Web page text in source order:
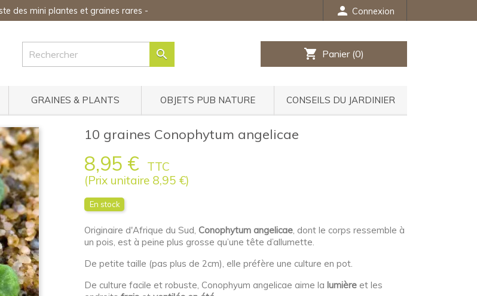
des mini plantes et graines rares - person Connexion
 shopping_cart Panier (0)
GRAINES & PLANTS OBJETS PUB NATURE CONSEILS DU JARDINIER
10 graines Conophytum angelicae
8,95 €
TTC
(Prix unitaire 8,95 €)
En stock
Originaire d'Afrique du Sud, Conophytum angelicae, dont le corps ressemble à
un pois, est à peine plus grosse qu’une tête d’allumette.
De petite taille (pas plus de 2cm), elle préfère une culture en pot.
De culture facile et robuste, Conophyum angelicae aime la lumière et les